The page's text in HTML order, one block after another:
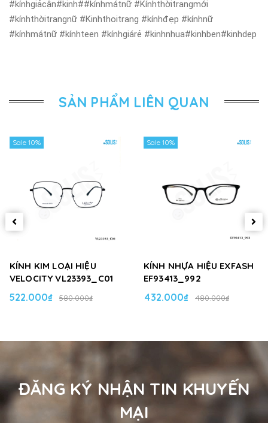
#kínhgiảcận#kinh##kínhmátnữ #Kínhthờitrangmới
#kínhthờitrangnữ #Kinhthoitrang #kínhđẹp #kínhnữ
#kínhmátnữ #kínhteen #kínhgiárẻ #kinhnhua#kinhben#kinhdep
SẢN PHẨM LIÊN QUAN
Sale 10%
KÍNH KIM LOẠI HIỆU
VELOCITY VL23393_C01
522.000₫ 580.000₫
Sale 10%
KÍNH NHỰA HIỆU EXFASH
EF93413_992
432.000₫ 480.000₫
ĐĂNG KÝ NHẬN TIN KHUYẾN
MẠI